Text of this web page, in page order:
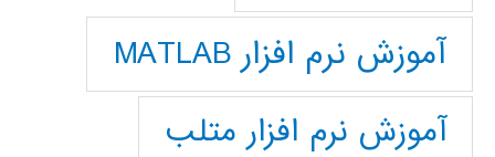
آموزش نرم افزار MATLAB
آموزش نرم افزار متلب